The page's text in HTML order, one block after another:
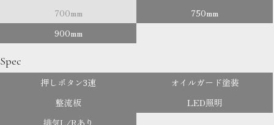
700mm
750mm
900mm
Spec
押しボタン3速
オイルガード塗装
整流板
LED照明